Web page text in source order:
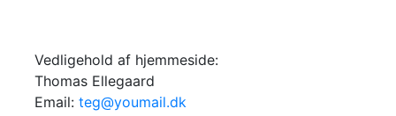
Vedligehold af hjemmeside:
Thomas Ellegaard
Email: teg@youmail.dk